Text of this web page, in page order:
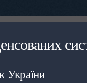
України